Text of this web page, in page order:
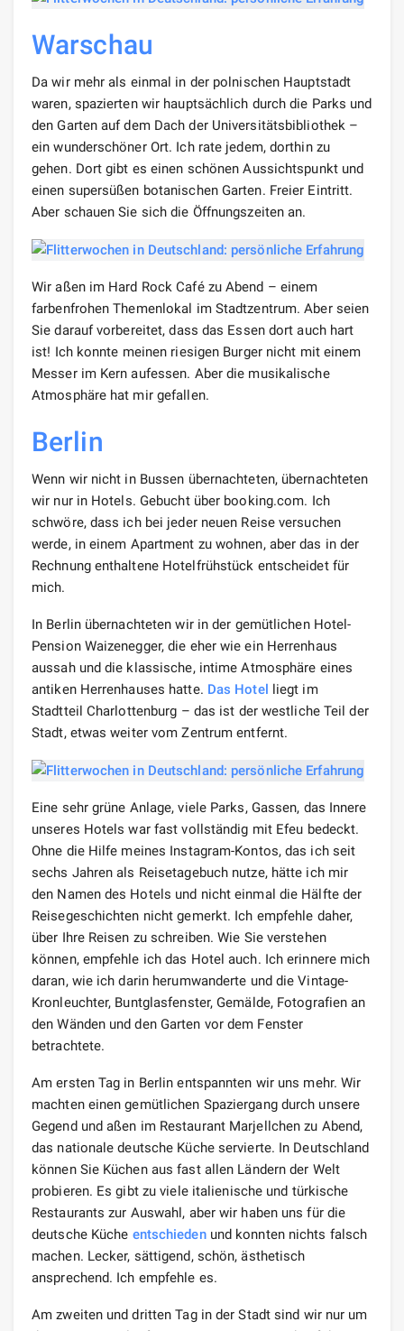
Warschau
Da wir mehr als einmal in der polnischen Hauptstadt
waren, spazierten wir hauptsächlich durch die Parks und
den Garten auf dem Dach der Universitätsbibliothek –
ein wunderschöner Ort. Ich rate jedem, dorthin zu
gehen. Dort gibt es einen schönen Aussichtspunkt und
einen supersüßen botanischen Garten. Freier Eintritt.
Aber schauen Sie sich die Öffnungszeiten an.
Wir aßen im Hard Rock Café zu Abend – einem
farbenfrohen Themenlokal im Stadtzentrum. Aber seien
Sie darauf vorbereitet, dass das Essen dort auch hart
ist! Ich konnte meinen riesigen Burger nicht mit einem
Messer im Kern aufessen. Aber die musikalische
Atmosphäre hat mir gefallen.
Berlin
Wenn wir nicht in Bussen übernachteten, übernachteten
wir nur in Hotels. Gebucht über booking.com. Ich
schwöre, dass ich bei jeder neuen Reise versuchen
werde, in einem Apartment zu wohnen, aber das in der
Rechnung enthaltene Hotelfrühstück entscheidet für
mich.
In Berlin übernachteten wir in der gemütlichen Hotel-
Pension Waizenegger, die eher wie ein Herrenhaus
aussah und die klassische, intime Atmosphäre eines
antiken Herrenhauses hatte. Das Hotel liegt im
Stadtteil Charlottenburg – das ist der westliche Teil der
Stadt, etwas weiter vom Zentrum entfernt.
Eine sehr grüne Anlage, viele Parks, Gassen, das Innere
unseres Hotels war fast vollständig mit Efeu bedeckt.
Ohne die Hilfe meines Instagram-Kontos, das ich seit
sechs Jahren als Reisetagebuch nutze, hätte ich mir
den Namen des Hotels und nicht einmal die Hälfte der
Reisegeschichten nicht gemerkt. Ich empfehle daher,
über Ihre Reisen zu schreiben. Wie Sie verstehen
können, empfehle ich das Hotel auch. Ich erinnere mich
daran, wie ich darin herumwanderte und die Vintage-
Kronleuchter, Buntglasfenster, Gemälde, Fotografien an
den Wänden und den Garten vor dem Fenster
betrachtete.
Am ersten Tag in Berlin entspannten wir uns mehr. Wir
machten einen gemütlichen Spaziergang durch unsere
Gegend und aßen im Restaurant Marjellchen zu Abend,
das nationale deutsche Küche servierte. In Deutschland
können Sie Küchen aus fast allen Ländern der Welt
probieren. Es gibt zu viele italienische und türkische
Restaurants zur Auswahl, aber wir haben uns für die
deutsche Küche entschiedenund konnten nichts falsch
machen. Lecker, sättigend, schön, ästhetisch
ansprechend. Ich empfehle es.
Am zweiten und dritten Tag in der Stadt sind wir nur um